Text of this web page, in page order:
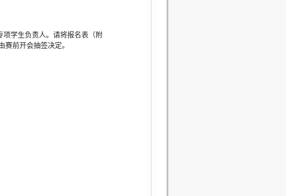
学生负责人。请将报名表（附
前开会抽签决定。